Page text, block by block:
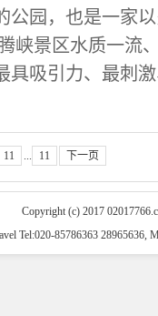
公园，也是一家
峡景区水质一流
具吸引力、最刺
11 ... 11 下一页
Copyright (c) 2017
Tel:020-85786363 28965636,